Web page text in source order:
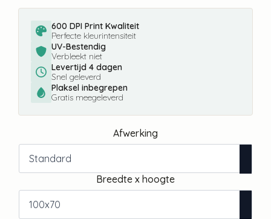
600 DPI Print Kwaliteit
Perfecte kleurintensiteit
UV-Bestendig
Verbleekt niet
Levertijd 4 dagen
Snel geleverd
Plaksel inbegrepen
Gratis meegeleverd
Afwerking
Breedte x hoogte